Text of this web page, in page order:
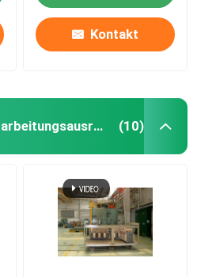
Kontakt
Transformatoröl-Verarbeitungsausrüstung (10)